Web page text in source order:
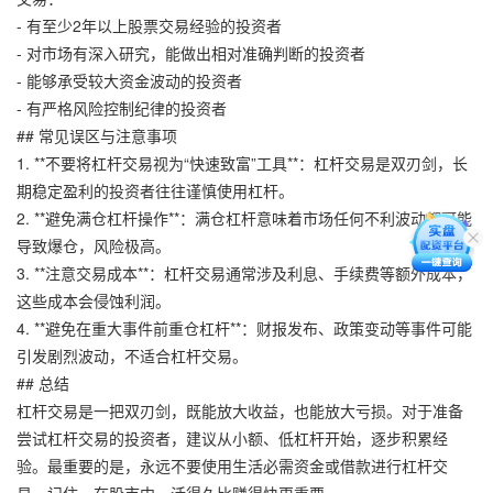
- 有至少2年以上股票交易经验的投资者
- 对市场有深入研究，能做出相对准确判断的投资者
- 能够承受较大资金波动的投资者
- 有严格风险控制纪律的投资者
## 常见误区与注意事项
1. **不要将杠杆交易视为“快速致富”工具**：杠杆交易是双刃剑，长
期稳定盈利的投资者往往谨慎使用杠杆。
2. **避免满仓杠杆操作**：满仓杠杆意味着市场任何不利波动都可能
导致爆仓，风险极高。
3. **注意交易成本**：杠杆交易通常涉及利息、手续费等额外成本，
这些成本会侵蚀利润。
4. **避免在重大事件前重仓杠杆**：财报发布、政策变动等事件可能
引发剧烈波动，不适合杠杆交易。
## 总结
杠杆交易是一把双刃剑，既能放大收益，也能放大亏损。对于准备
尝试杠杆交易的投资者，建议从小额、低杠杆开始，逐步积累经
验。最重要的是，永远不要使用生活必需资金或借款进行杠杆交